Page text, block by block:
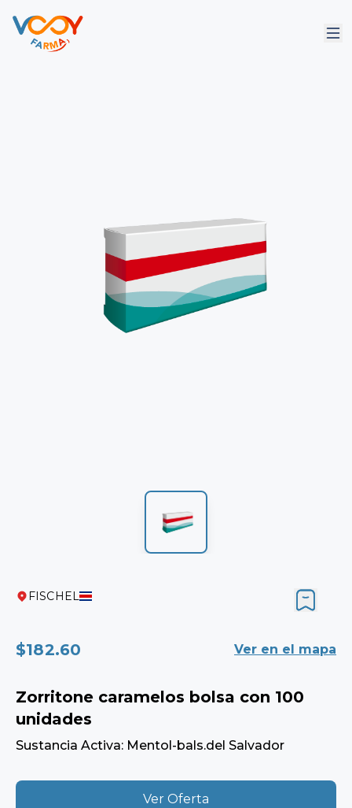
FISCHEL
$182.60 Ver en el mapa
Zorritone caramelos bolsa con 100
unidades
Sustancia Activa: Mentol-bals.del Salvador
Ver Oferta